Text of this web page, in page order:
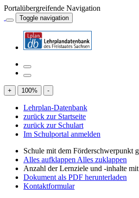
Portalübergreifende Navigation
Toggle navigation
+ 100% -
Lehrplan-Datenbank
zurück zur Startseite
zurück zur Schulart
Im Schulportal anmelden
Schule mit dem Förderschwerpunkt
Alles aufklappen Alles zuklappen
Anzahl der Lernziele und -inhalte
Dokument als PDF herunterladen
Kontaktformular